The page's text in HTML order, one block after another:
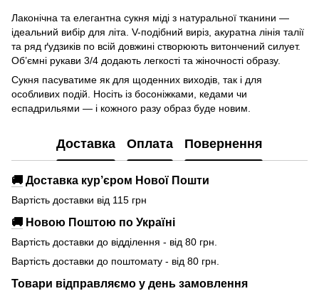
Лаконічна та елегантна сукня міді з натуральної тканини —
ідеальний вибір для літа. V-подібний виріз, акуратна лінія талії
та ряд ґудзиків по всій довжині створюють витончений силует.
Об’ємні рукави 3/4 додають легкості та жіночності образу.
Сукня пасуватиме як для щоденних виходів, так і для
особливих подій. Носіть із босоніжками, кедами чи
еспадрильями — і кожного разу образ буде новим.
Доставка Оплата Повернення
🚚 Доставка кур’єром Нової Пошти
Вартість доставки від 115 грн
🚚 Новою Поштою по Україні
Вартість доставки до відділення - від 80 грн.
Вартість доставки до поштомату - від 80 грн.
Товари відправляємо у день замовлення